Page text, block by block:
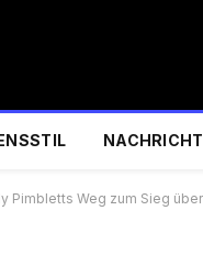
Pimbletts Weg zum Sieg